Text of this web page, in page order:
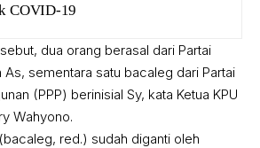
COVID-19
dua orang berasal dari Partai
As, sementara satu bacaleg dari Partai
(PPP) berinisial Sy, kata Ketua KPU
Wahyono.
red.) sudah diganti oleh